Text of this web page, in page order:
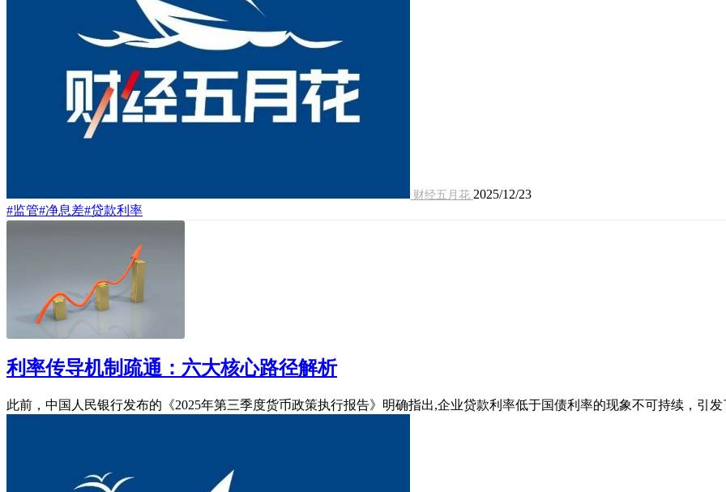
财经五月花 2025/12/23
#监管#净息差#贷款利率
利率传导机制疏通：六大核心路径解析
此前，中国人民银行发布的《2025年第三季度货币政策执行报告》明确指出,企业贷款利率低于国债利率的现象不可持续，引发